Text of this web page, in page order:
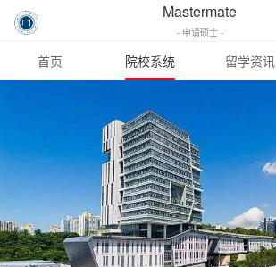
Mastermate
- 申请硕士 -
首页 院校系统 留学资讯